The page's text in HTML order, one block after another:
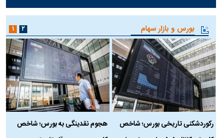
بورس و بازار سهام
رکوردشکنی تاریخی بورس؛ شاخص
هجوم نقدینگی به بورس؛ شاخص
۱ ۲